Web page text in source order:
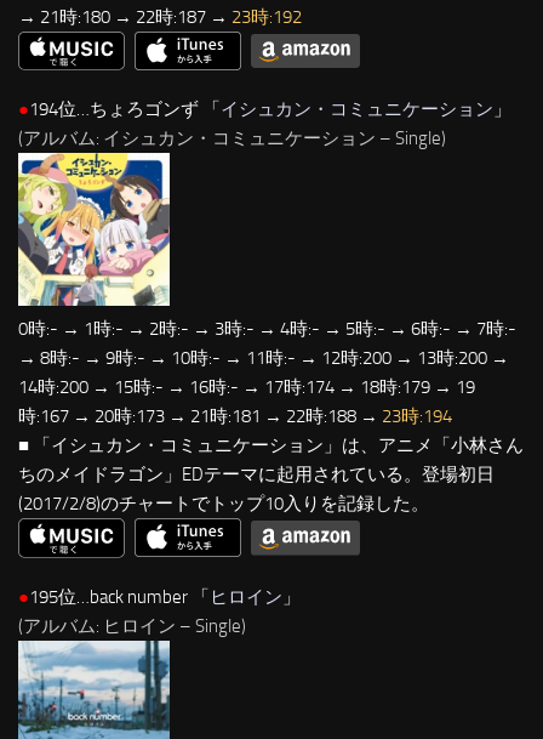
→ 21時:180 → 22時:187 → 23時:192
●194位…ちょろゴンず 「イシュカン・コミュニケーション 」
(アルバム: イシュカン・コミュニケーション – Single)
0時:- → 1時:- → 2時:- → 3時:- → 4時:- → 5時:- → 6時:- → 7時:-
→ 8時:- → 9時:- → 10時:- → 11時:- → 12時:200 → 13時:200 →
14時:200 → 15時:- → 16時:- → 17時:174 → 18時:179 → 19
時:167 → 20時:173 → 21時:181 → 22時:188 → 23時:194
■ 「イシュカン・コミュニケーション」は、アニメ「小林さん
ちのメイドラゴン」EDテーマに起用されている。登場初日
(2017/2/8)のチャートでトップ10入りを記録した。
●195位…back number 「 ヒロイン 」
(アルバム: ヒロイン – Single)